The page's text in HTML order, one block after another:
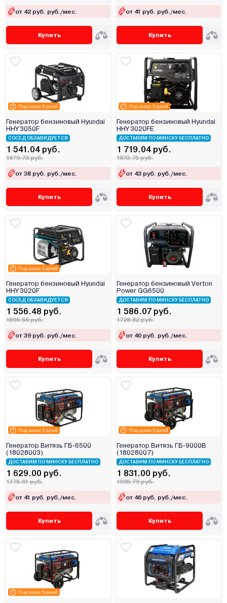
от 42 руб. руб./мес.
Купить
от 41 руб. руб./мес.
Купить
Под заказ 5 дней
Генератор бензиновый Hyundai
HHY 3050F
СОСЕД ОБЗАВИДУЕТСЯ
1 541.04 руб.
1679.73 руб.
от 38 руб. руб./мес.
Купить
Под заказ 5 дней
Генератор бензиновый Hyundai
HHY 3020FE
ДОСТАВИМ ПО МИНСКУ БЕСПЛАТНО
1 719.04 руб.
1873.75 руб.
от 43 руб. руб./мес.
Купить
Под заказ 5 дней
Генератор бензиновый Hyundai
HHY 3020F
СОСЕД ОБЗАВИДУЕТСЯ
1 556.48 руб.
1696.56 руб.
от 39 руб. руб./мес.
Купить
Генератор бензиновый Verton
Power GG6500
ДОСТАВИМ ПО МИНСКУ БЕСПЛАТНО
1 586.07 руб.
1728.82 руб.
от 40 руб. руб./мес.
Купить
Под заказ 5 дней
Генератор Витязь ГБ-6500
(18028003)
ДОСТАВИМ ПО МИНСКУ БЕСПЛАТНО
1 629.00 руб.
1775.61 руб.
от 41 руб. руб./мес.
Купить
Под заказ 5 дней
Генератор Витязь ГБ-9000В
(18028007)
ДОСТАВИМ ПО МИНСКУ БЕСПЛАТНО
1 831.00 руб.
1995.79 руб.
от 46 руб. руб./мес.
Купить
Под заказ 5 дней